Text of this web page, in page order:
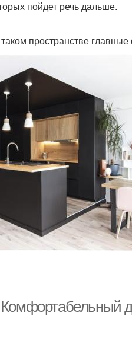
пойдет речь дальше.
пространстве